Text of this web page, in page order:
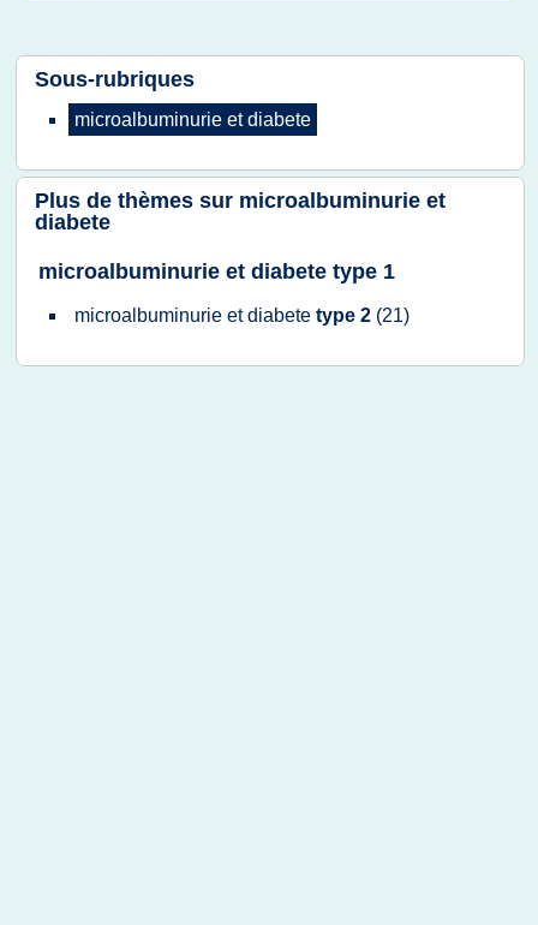
Sous-rubriques
microalbuminurie etdiabete
Plus de thèmes sur microalbuminurie et
diabete
microalbuminurie et diabete type 1
microalbuminurie etdiabete type 2 (21)